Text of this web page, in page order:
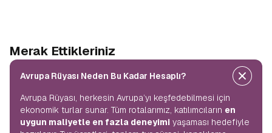
Merak Ettikleriniz
Avrupa Rüyası Neden Bu Kadar Hesaplı?
Avrupa Rüyası, herkesin Avrupa’yı keşfedebilmesi için
ekonomik turlar sunar. Tüm rotalarımız, katılımcıların en
uygun maliyetle en fazla deneyimi yaşaması hedefiyle